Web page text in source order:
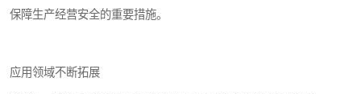
保障生产经营安全的重要措施。
应用领域不断拓展